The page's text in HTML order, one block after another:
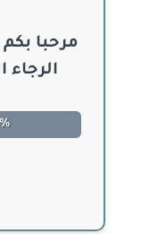
مرحبا
الرجاء
جاري